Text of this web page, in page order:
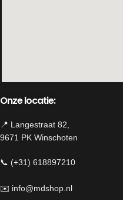
Onze locatie:
📍 Langestraat 82,
9671 PK Winschoten
📞 (+31) 618897210
✉️ info@mdshop.nl